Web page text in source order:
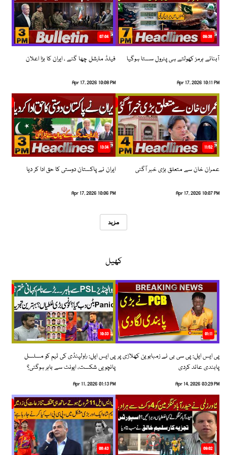
08:36
آبنائے ہرمز کھولتے ہی پٹرول سستا ہوگیا
Apr 17, 2026 10:11 PM
07:04
فیلڈ مارشل چھا گئے ، ایران کا بڑا اعلان
Apr 17, 2026 10:08 PM
11:52
عمران خان سے متعلق بڑی خبر آگئی
Apr 17, 2026 10:07 PM
13:34
ایران نے پاکستان دوستی کا حق ادا کر دیا
Apr 17, 2026 10:06 PM
مزید
کھیل
01:11
پی ایس ایل: پی سی بی نے زمبابوین کھلاڑی پر
پابندی عائد کردی
Apr 14, 2026 03:29 PM
10:33
پی ایس ایل: راولپنڈی کی ٹیم کو مسلسل
پانچویں شکست، ایونٹ سے باہر ہوگئی؟
Apr 11, 2026 01:13 PM
09:02
06:43